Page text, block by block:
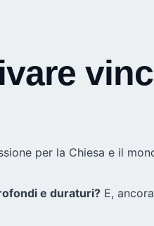
per la Chiesa e il
e duraturi? E,